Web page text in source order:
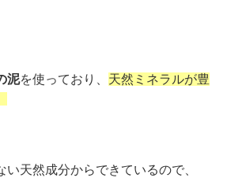
泥を使っており、 天然ミネラルが豊
天然成分からできているので、